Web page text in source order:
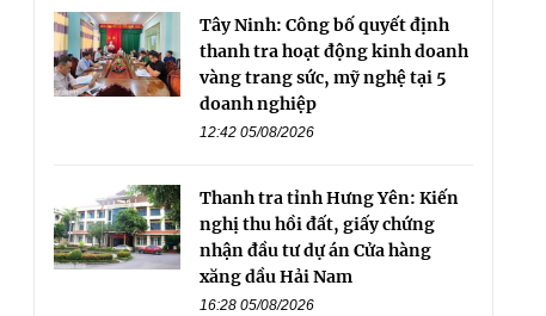
Tây Ninh: Công bố quyết định
thanh tra hoạt động kinh doanh
vàng trang sức, mỹ nghệ tại 5
doanh nghiệp
12:42 05/08/2026
Thanh tra tỉnh Hưng Yên: Kiến
nghị thu hồi đất, giấy chứng
nhận đầu tư dự án Cửa hàng
xăng dầu Hải Nam
16:28 05/08/2026